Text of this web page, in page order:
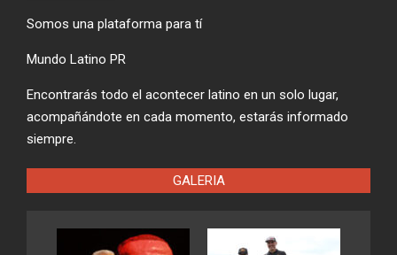
Somos una plataforma para tí
Mundo Latino PR
Encontrarás todo el acontecer latino en un solo lugar,
acompañándote en cada momento, estarás informado
siempre.
GALERIA